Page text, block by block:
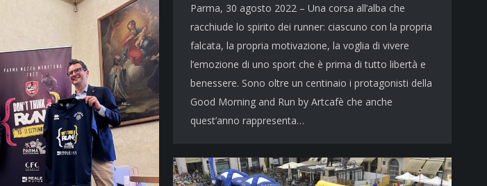
Parma, 30 agosto 2022 – Una corsa all’alba che
racchiude lo spirito dei runner: ciascuno con la propria
falcata, la propria motivazione, la voglia di vivere
l’emozione di uno sport che è prima di tutto libertà e
benessere. Sono oltre un centinaio i protagonisti della
Good Morning and Run by Artcafè che anche
quest’anno rappresenta…